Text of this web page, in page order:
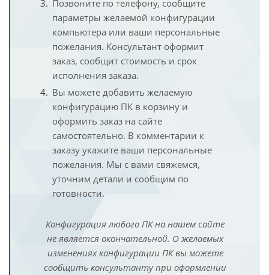
Позвоните по телефону, сообщите
параметры желаемой конфигурации
компьютера или ваши персональные
пожелания. Консультант оформит
заказ, сообщит стоимость и срок
исполнения заказа.
Вы можете добавить желаемую
конфигурацию ПК в корзину и
оформить заказ на сайте
самостоятельно. В комментарии к
заказу укажите ваши персональные
пожелания. Мы с вами свяжемся,
уточним детали и сообщим по
готовности.
Конфигурация любого ПК на нашем сайте
не является окончательной. О желаемых
изменениях конфигурации ПК вы можете
сообщить консультанту при оформлении